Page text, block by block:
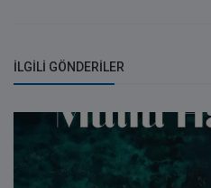
İLGILI GÖNDERILER